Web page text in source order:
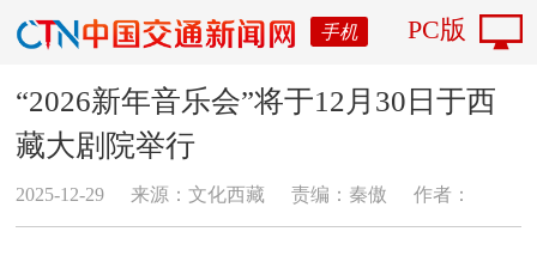
手机 PC版
“2026新年音乐会”将于12月30日于西
藏大剧院举行
2025-12-29 来源：文化西藏 责编：秦傲 作者：